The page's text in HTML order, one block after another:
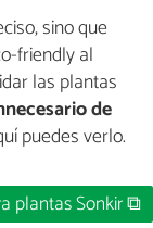
sino que
friendly al
las plantas
de
puedes verlo.
plantas Sonkir ⧉